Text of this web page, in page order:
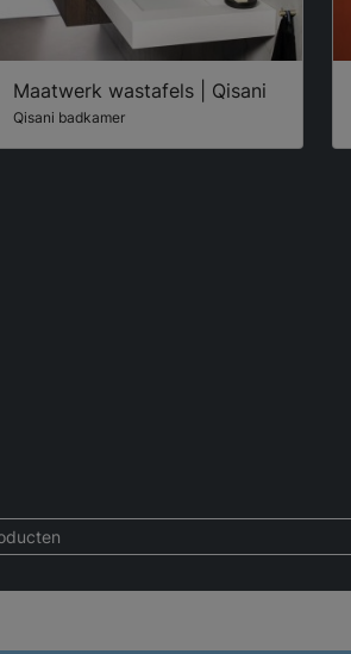
Maatwerk wastafels | Qisani
Qisani badkamer